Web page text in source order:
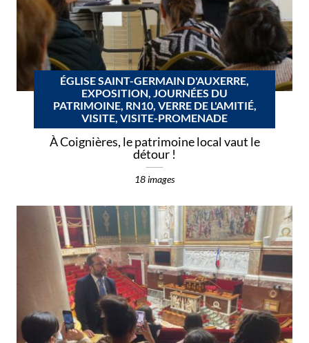
ÉGLISE SAINT-GERMAIN D'AUXERRE,
EXPOSITION, JOURNÉES DU
PATRIMOINE, RN10, VERRE DE L'AMITIÉ,
VISITE, VISITE-PROMENADE
À Coignières, le patrimoine local vaut le
détour !
18 images